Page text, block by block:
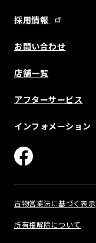
採用情報
お問い合わせ
店舗一覧
アフターサービス
インフォメーション
古物営業法に基づく表示
所有権解除について